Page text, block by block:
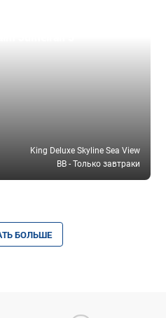
King Deluxe Skyline Sea View
BB - Только завтраки
БОЛЬШЕ